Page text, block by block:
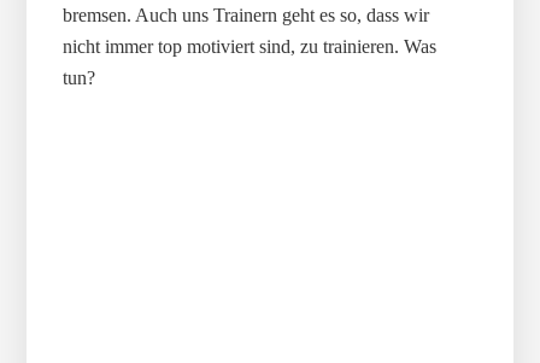
bremsen. Auch uns Trainern geht es so, dass wir
nicht immer top motiviert sind, zu trainieren. Was
tun?